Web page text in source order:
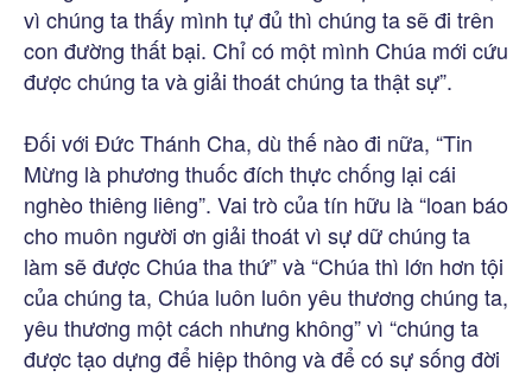
vì chúng ta thấy mình tự đủ thì chúng ta sẽ đi trên
con đường thất bại. Chỉ có một mình Chúa mới cứu
được chúng ta và giải thoát chúng ta thật sự”.
Đối với Đức Thánh Cha, dù thế nào đi nữa, “Tin
Mừng là phương thuốc đích thực chống lại cái
nghèo thiêng liêng”. Vai trò của tín hữu là “loan báo
cho muôn người ơn giải thoát vì sự dữ chúng ta
làm sẽ được Chúa tha thứ” và “Chúa thì lớn hơn tội
của chúng ta, Chúa luôn luôn yêu thương chúng ta,
yêu thương một cách nhưng không” vì “chúng ta
được tạo dựng để hiệp thông và để có sự sống đời